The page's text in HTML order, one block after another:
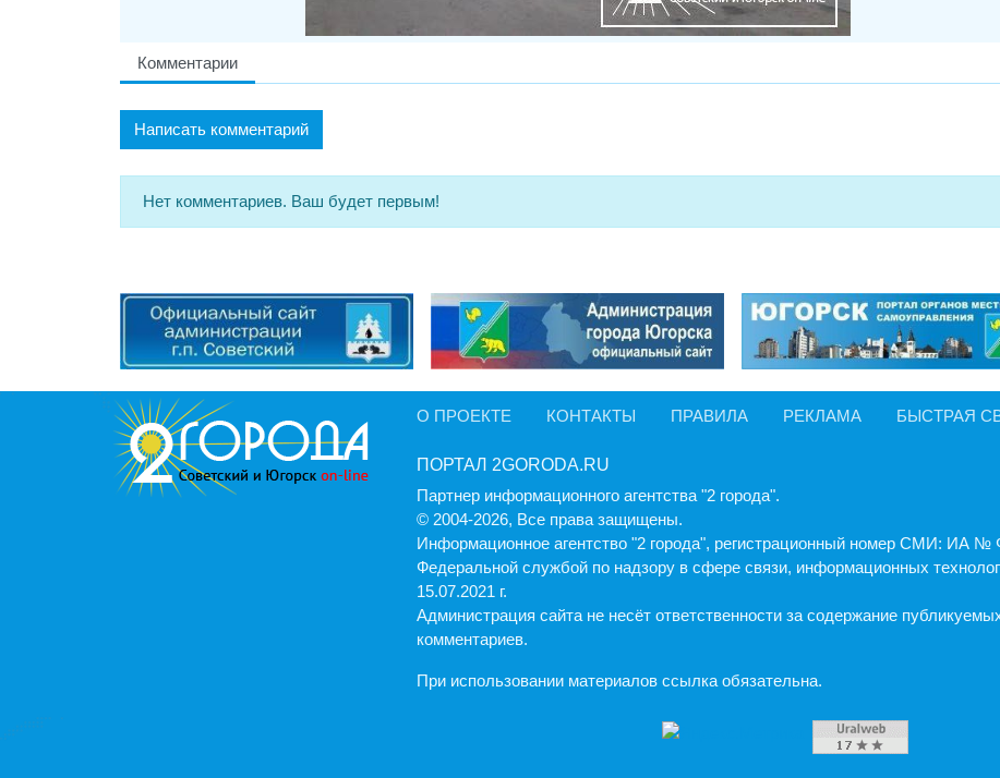
Комментарии
Написать комментарий
Нет комментариев. Ваш будет первым!
О ПРОЕКТЕ КОНТАКТЫ ПРАВИЛА РЕКЛАМА БЫСТРАЯ
ПОРТАЛ 2GORODA.RU
Партнер информационного агентства "2 города".
© 2004-2026, Все права защищены.
Информационное агентство "2 города", регистрационный номер СМИ: ИА
Федеральной службой по надзору в сфере связи, информационных
15.07.2021 г.
Администрация cайта не несёт ответственности за содержание
комментариев.
При использовании материалов ссылка обязательна.